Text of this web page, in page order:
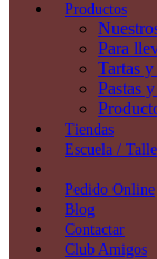
Productos
Para
Tartas y
Pastas
Tiendas
Escuela /
Pedido Online
Blog
Contactar
Club Amigos